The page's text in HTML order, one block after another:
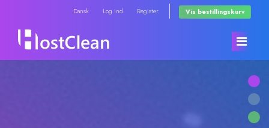
Dansk Log ind Register Vis bestillingskurv